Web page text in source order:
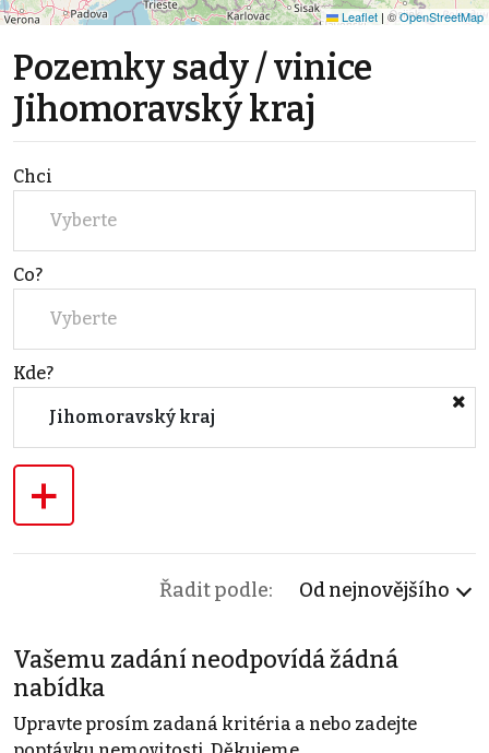
Leaflet | ©OpenStreetMap
Pozemky sady / vinice
Jihomoravský kraj
Chci
Vyberte
Co?
Vyberte
Kde?
Jihomoravský kraj
+
Řadit podle: Od nejnovějšího
Vašemu zadání neodpovídá žádná
nabídka
Upravte prosím zadaná kritéria a nebo zadejte